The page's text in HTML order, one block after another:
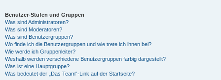
Benutzer-Stufen und Gruppen
Was sind Administratoren?
Was sind Moderatoren?
Was sind Benutzergruppen?
Wo finde ich die Benutzergruppen und wie trete ich ihnen bei?
Wie werde ich Gruppenleiter?
Weshalb werden verschiedene Benutzergruppen farbig dargestellt?
Was ist eine Hauptgruppe?
Was bedeutet der „Das Team“-Link auf der Startseite?